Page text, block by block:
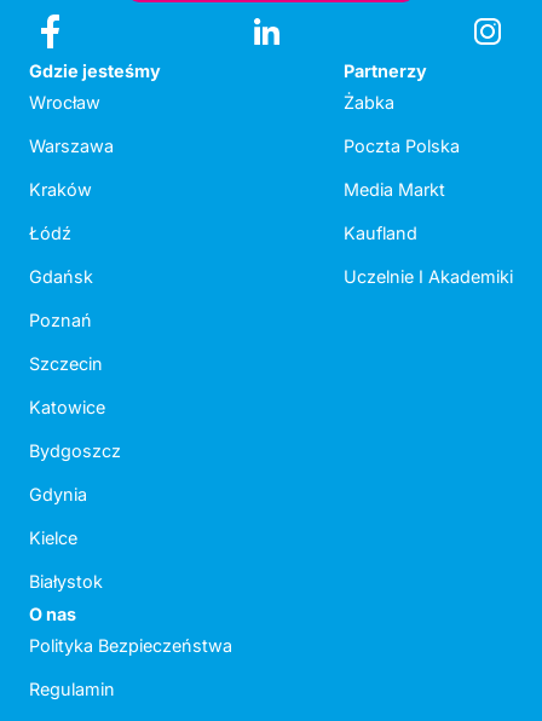
Gdzie jesteśmy
Wrocław
Warszawa
Kraków
Łódź
Gdańsk
Poznań
Szczecin
Katowice
Bydgoszcz
Gdynia
Kielce
Białystok
Partnerzy
Żabka
Poczta Polska
Media Markt
Kaufland
Uczelnie I Akademiki
O nas
Polityka Bezpieczeństwa
Regulamin